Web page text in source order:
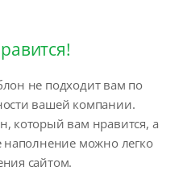
не подходит вам по
вашей компании.
который вам нравится, а
наполнение можно легко
сайтом.